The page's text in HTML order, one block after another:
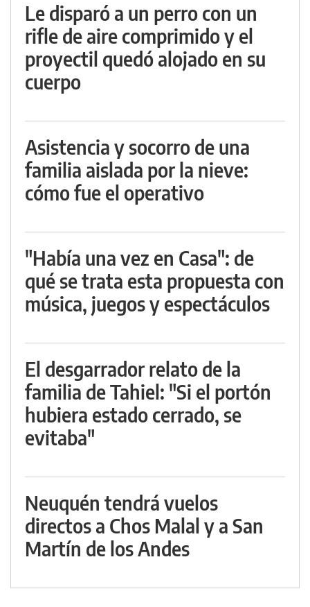
Le disparó a un perro con un
rifle de aire comprimido y el
proyectil quedó alojado en su
cuerpo
Asistencia y socorro de una
familia aislada por la nieve:
cómo fue el operativo
"Había una vez en Casa": de
qué se trata esta propuesta con
música, juegos y espectáculos
El desgarrador relato de la
familia de Tahiel: "Si el portón
hubiera estado cerrado, se
evitaba"
Neuquén tendrá vuelos
directos a Chos Malal y a San
Martín de los Andes